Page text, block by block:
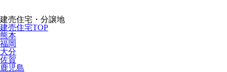
建売住宅・分譲地
建売住宅TOP
熊本
福岡
大分
佐賀
鹿児島